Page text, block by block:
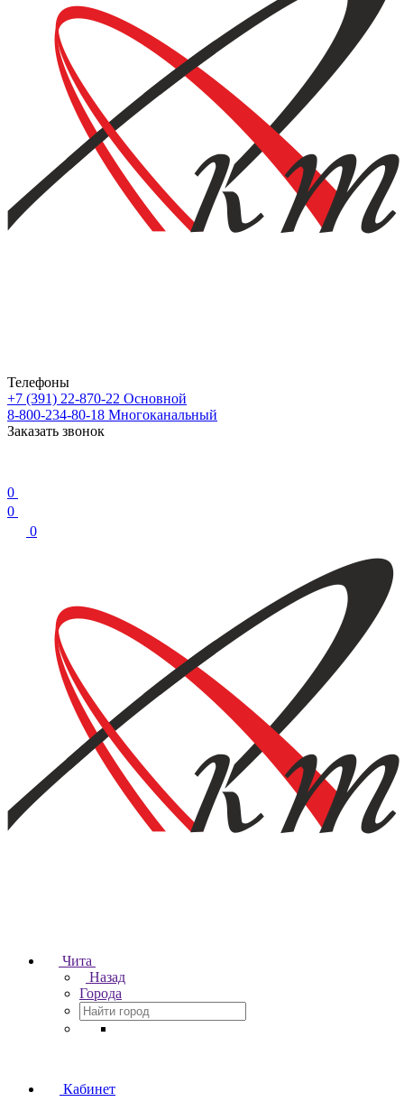
Телефоны
+7 (391) 22-870-22 Основной
8-800-234-80-18 Многоканальный
Заказать звонок
0
0
0
Чита
Назад
Города
Кабинет